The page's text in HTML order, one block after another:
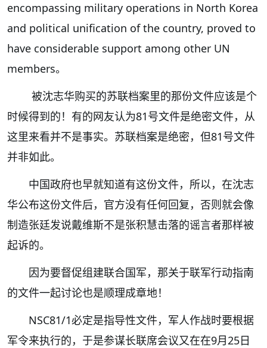
encompassing military operations in North Korea
and political unification of the country, proved to
have considerable support among other UN
members。
被沈志华购买的苏联档案里的那份文件应该是个
时候得到的！有的网友认为81号文件是绝密文件，从
这里来看并不是事实。苏联档案是绝密，但81号文件
并非如此。
中国政府也早就知道有这份文件，所以，在沈志
华公布这份文件后，官方没有任何回复，否则就会像
制造张廷发说戴维斯不是张积慧击落的谣言者那样被
起诉的。
因为要督促组建联合国军，那关于联军行动指南
的文件一起讨论也是顺理成章地！
NSC81/1必定是指导性文件，军人作战时要根据
军令来执行的，于是参谋长联席会议又在在9月25日